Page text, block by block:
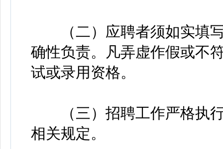
（二）应聘者须如实填写
确性负责。凡弄虚作假或不
试或录用资格。
（三）招聘工作严格执行
相关规定。